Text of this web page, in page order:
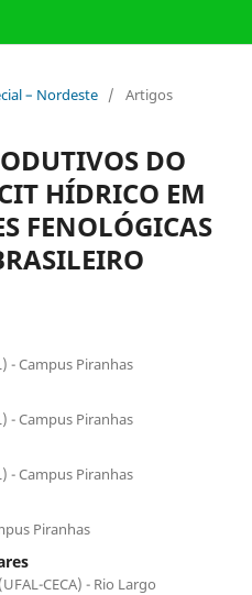
– Nordeste / Artigos
DO
HÍDRICO EM
FENOLÓGICAS
- Campus Piranhas
- Campus Piranhas
- Campus Piranhas
Piranhas
CECA) - Rio Largo